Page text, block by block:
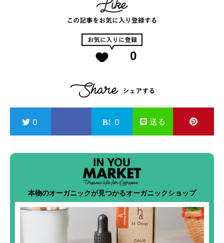
0
0 0 送る
本物のオーガニックが見つかるオーガニックショップ